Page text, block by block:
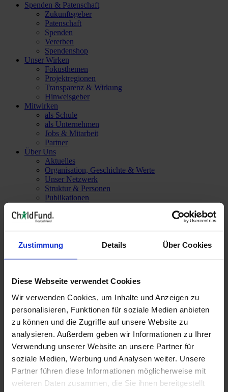
Zustimmung Details Über Cookies
Diese Webseite verwendet Cookies
Wir verwenden Cookies, um Inhalte und Anzeigen zu
personalisieren, Funktionen für soziale Medien anbieten
zu können und die Zugriffe auf unsere Website zu
analysieren. Außerdem geben wir Informationen zu Ihrer
Verwendung unserer Website an unsere Partner für
soziale Medien, Werbung und Analysen weiter. Unsere
Partner führen diese Informationen möglicherweise mit
weiteren Daten zusammen, die Sie ihnen bereitgestellt
Spenden & Patenschaft
Zukunftsgeber
Patenschaft
Spenden
Vererben
Spendenshop
Unser Wirken
Fokusthemen
Projektregionen
Transparenz & Wirkung
Hinweisgeber
Mitwirken
als Schule
als Unternehmen
Jobs & Mitarbeit
Partner
Über Uns
Aktuelles
Organisation, Geschichte & Werte
Unser Netzwerk
Struktur & Personen
Publikationen
Jetzt spenden
Kontakt
Haben Sie Fragen zu Ihrer Patenschaft? Möchten Sie sich über
unterstützen? Interessieren Sie sich für unsere Publikationen oder
möchten Sie unseren Kalender bestellen?Schreiben Sie uns - wir
freuen uns auf Ihre Nachricht!
Telefon : 07022/9259-0
E-Mail:info(at)childfund(dot)de